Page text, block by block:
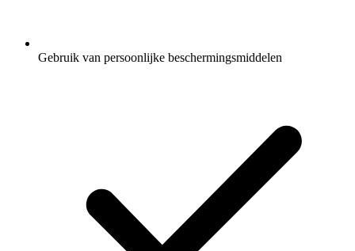
Gebruik van persoonlijke beschermingsmiddelen